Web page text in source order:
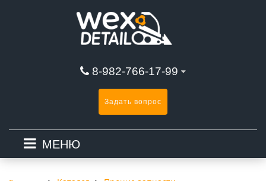
8-982-766-17-99
Задать вопрос
МЕНЮ